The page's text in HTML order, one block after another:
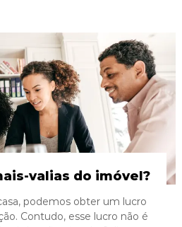
valias do imóvel?
podemos obter um lucro
Contudo, esse lucro não é